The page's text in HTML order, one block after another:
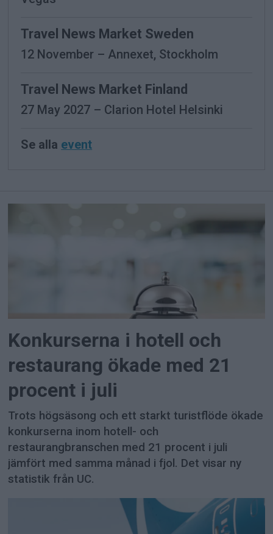
Travel News Market Sweden
12 November – Annexet, Stockholm
Travel News Market Finland
27 May 2027 – Clarion Hotel Helsinki
Se alla event
Konkurserna i hotell och
restaurang ökade med 21
procent i juli
Trots högsäsong och ett starkt turistflöde ökade
konkurserna inom hotell- och
restaurangbranschen med 21 procent i juli
jämfört med samma månad i fjol. Det visar ny
statistik från UC.